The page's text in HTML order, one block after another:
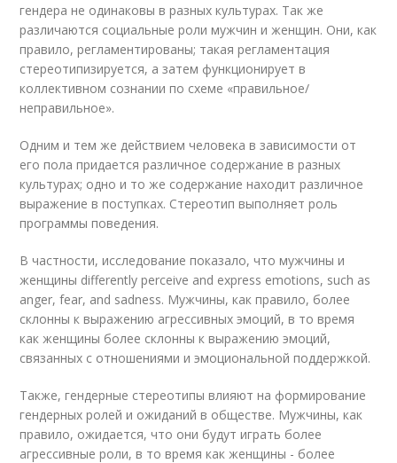
гендера не одинаковы в разных культурах. Так же
различаются социальные роли мужчин и женщин. Они, как
правило, регламентированы; такая регламентация
стереотипизируется, а затем функционирует в
коллективном сознании по схеме «правильное/
неправильное».
Одним и тем же действием человека в зависимости от
его пола придается различное содержание в разных
культурах; одно и то же содержание находит различное
выражение в поступках. Стереотип выполняет роль
программы поведения.
В частности, исследование показало, что мужчины и
женщины differently perceive and express emotions, such as
anger, fear, and sadness. Мужчины, как правило, более
склонны к выражению агрессивных эмоций, в то время
как женщины более склонны к выражению эмоций,
связанных с отношениями и эмоциональной поддержкой.
Также, гендерные стереотипы влияют на формирование
гендерных ролей и ожиданий в обществе. Мужчины, как
правило, ожидается, что они будут играть более
агрессивные роли, в то время как женщины - более